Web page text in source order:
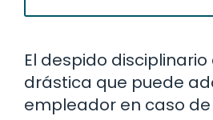
El despido
drástica que puede
empleador en caso de